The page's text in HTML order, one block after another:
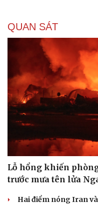
QUAN SÁT
Lỗ hổng khiến
trước mưa tên lửa
Hai điểm nóng Iran